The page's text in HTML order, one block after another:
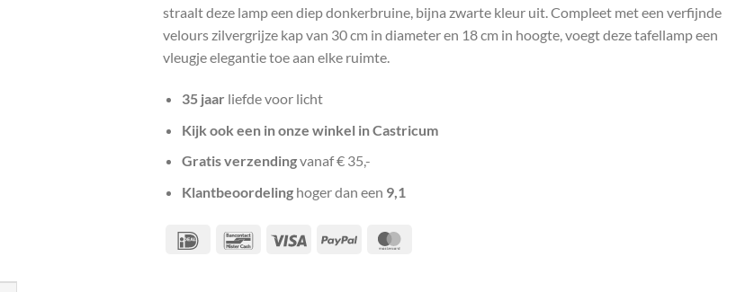
straalt deze lamp een diep donkerbruine, bijna zwarte kleur uit. Compleet met een verfijnde
velours zilvergrijze kap van 30 cm in diameter en 18 cm in hoogte, voegt deze tafellamp een
vleugje elegantie toe aan elke ruimte.
35 jaar liefde voor licht
Kijk ook een in onze winkel in Castricum
Gratis verzendingvanaf € 35,-
Klantbeoordelinghoger dan een 9,1
IDeal Bancontact
Visa PayPal